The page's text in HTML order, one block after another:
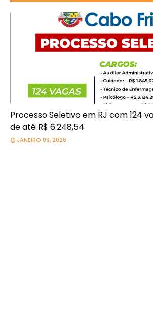
Processo Seletivo em RJ com 124
de até R$ 6.248,54
JANEIRO 09, 2026